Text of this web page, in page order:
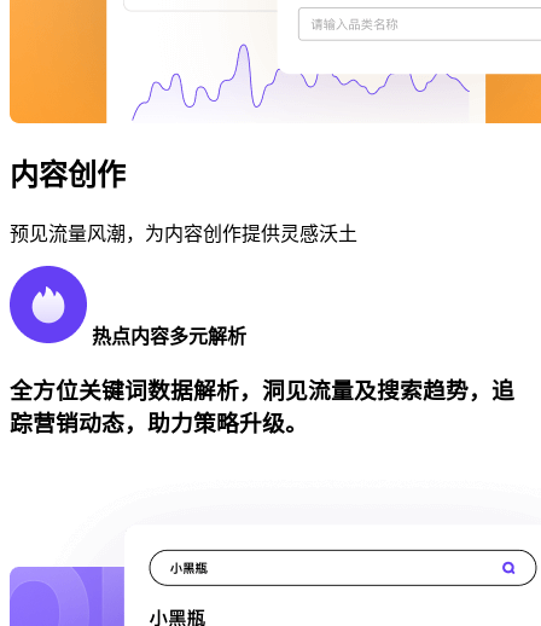
内容创作
预见流量风潮，为内容创作提供灵感沃土
热点内容多元解析
全方位关键词数据解析，洞见流量及搜索趋势，追
踪营销动态，助力策略升级。